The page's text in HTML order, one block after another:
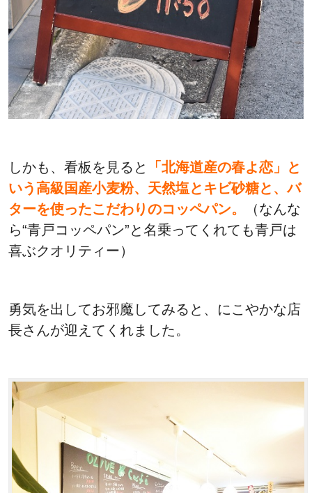
しかも、看板を見ると
「北海道産の春よ恋」と
いう高級国産小麦粉、天然塩とキビ砂糖と、バ
ターを使ったこだわりのコッペパン。
（なんな
ら“青戸コッペパン”と名乗ってくれても青戸は
喜ぶクオリティー）
勇気を出してお邪魔してみると、にこやかな店
長さんが迎えてくれました。